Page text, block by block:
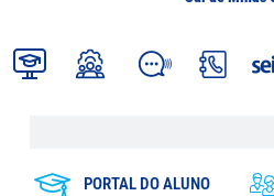
PORTAL DO ALUNO